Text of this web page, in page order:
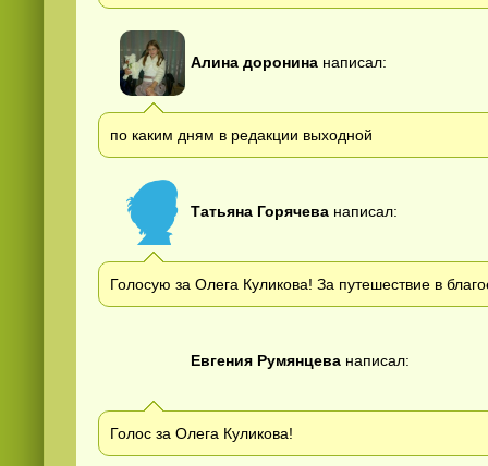
Алина доронина написал:
по каким дням в редакции выходной
Татьяна Горячева написал:
Голосую за Олега Куликова! За путешествие в
Евгения Румянцева написал:
Голос за Олега Куликова!